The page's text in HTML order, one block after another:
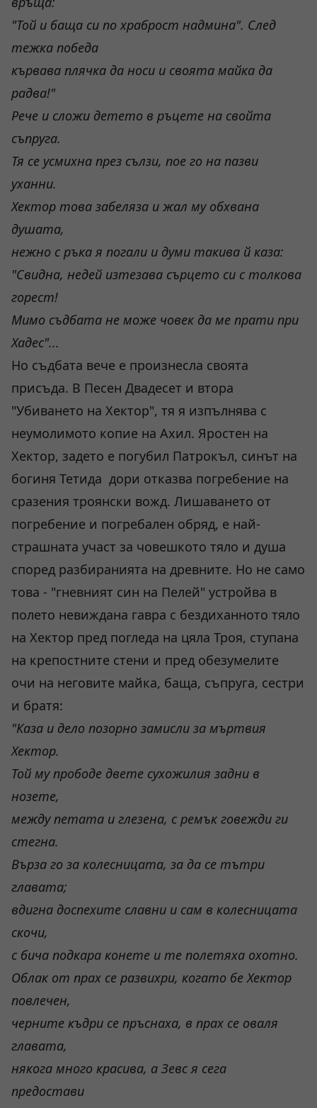
"Той и баща си по храброст надмина". След
тежка победа
кървава плячка да носи и своята майка да
радва!"
Рече и сложи детето в ръцете на свойта
съпруга.
Тя се усмихна през сълзи, пое го на пазви
уханни.
Хектор това забеляза и жал му обхвана
душата,
нежно с ръка я погали и думи такива й каза:
"Свидна, недей изтезава сърцето си с толкова
горест!
Мимо съдбата не може човек да ме прати при
Хадес"...
Но съдбата вече е произнесла своята
присъда. В Песен Двадесет и втора
"Убиването на Хектор", тя я изпълнява с
неумолимото копие на Ахил. Яростен на
Хектор, задето е погубил Патрокъл, синът на
богиня Тетида дори отказва погребение на
сразения троянски вожд. Лишаването от
погребение и погребален обряд, е най-
страшната участ за човешкото тяло и душа
според разбиранията на древните. Но не само
това - "гневният син на Пелей" устройва в
полето невиждана гавра с бездиханното тяло
на Хектор пред погледа на цяла Троя, ступана
на крепостните стени и пред обезумелите
очи на неговите майка, баща, съпруга, сестри
и братя:
"Каза и дело позорно замисли за мъртвия
Хектор.
Той му прободе двете сухожилия задни в
нозете,
между петата и глезена, с ремък говежди ги
стегна.
Върза го за колесницата, за да се тътри
главата;
вдигна доспехите славни и сам в колесницата
скочи,
с бича подкара конете и те полетяха охотно.
Облак от прах се развихри, когато бе Хектор
повлечен,
черните къдри се пръснаха, в прах се оваля
главата,
някога много красива, а Зевс я сега
предостави